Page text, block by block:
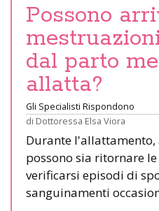
Possono
dal parto
allatta?
Gli Specialisti Rispondono
di Dottoressa Elsa Viora
Durante l'allattamento,
possono sia ritornare
verificarsi episodi di
sanguinamenti